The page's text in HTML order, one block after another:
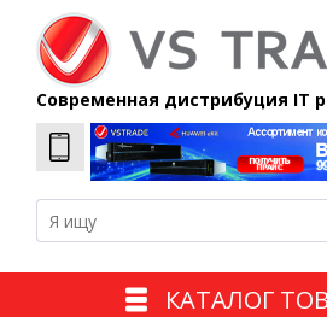
Современная дистрибуция IT
КАТАЛОГ